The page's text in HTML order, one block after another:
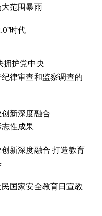
范围暴雨
时代
拥护党中央
律审查和监察调查的
新深度融合
性成果
新深度融合 打造教育
国家安全教育日宣教